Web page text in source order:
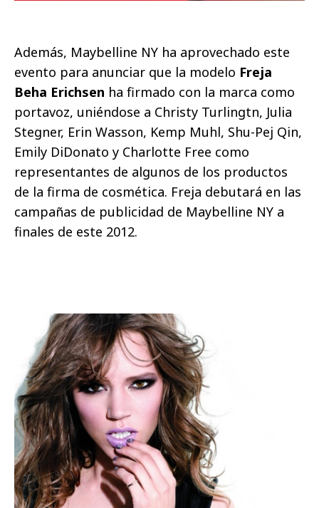
Además, Maybelline NY ha aprovechado este
evento para anunciar que la modelo Freja
Beha Erichsen ha firmado con la marca como
portavoz, uniéndose a Christy Turlingtn, Julia
Stegner, Erin Wasson, Kemp Muhl, Shu-Pej Qin,
Emily DiDonato y Charlotte Free como
representantes de algunos de los productos
de la firma de cosmética. Freja debutará en las
campañas de publicidad de Maybelline NY a
finales de este 2012.